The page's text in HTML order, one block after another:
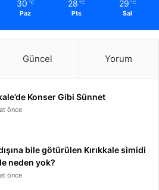
30 ℃
Paz
28 ℃
Pts
29 ℃
Sal
Güncel Yorum
Konser Gibi Sünnet
önce
bile götürülen Kırıkkale simidi
neden yok?
önce